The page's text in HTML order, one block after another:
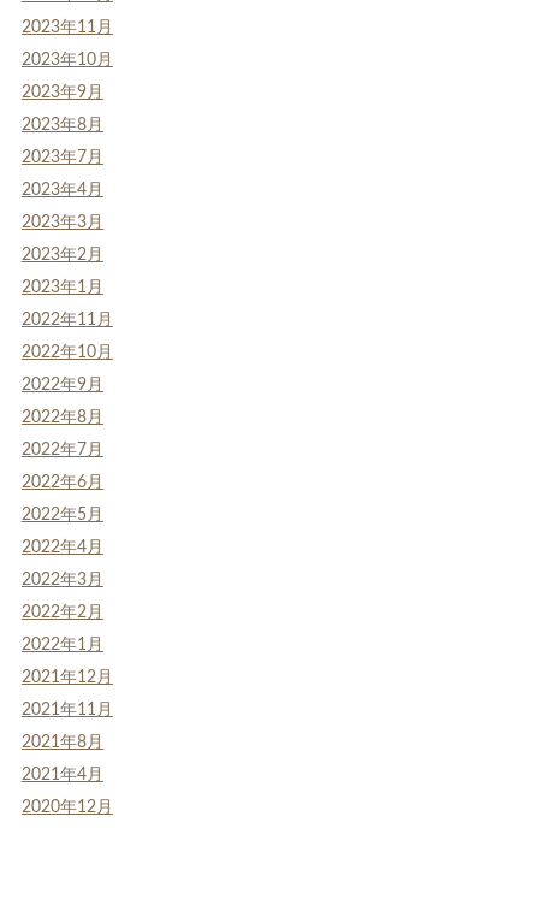
2023年11月
2023年10月
2023年9月
2023年8月
2023年7月
2023年4月
2023年3月
2023年2月
2023年1月
2022年11月
2022年10月
2022年9月
2022年8月
2022年7月
2022年6月
2022年5月
2022年4月
2022年3月
2022年2月
2022年1月
2021年12月
2021年11月
2021年8月
2021年4月
2020年12月